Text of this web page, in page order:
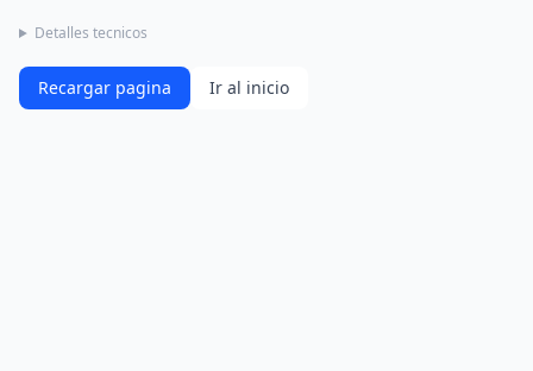
Detalles tecnicos
Recargar pagina Ir al inicio